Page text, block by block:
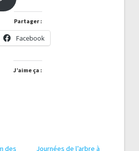
Partager :
Facebook
J’aime ça :
des Journées de l’arbre à